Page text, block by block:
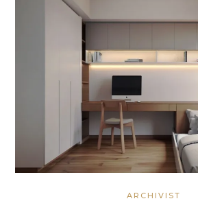
ARCHIVIST